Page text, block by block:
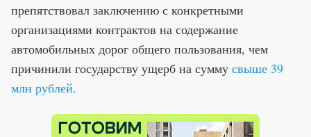
препятствовал заключению с конкретными
организациями контрактов на содержание
автомобильных дорог общего пользования, чем
причинили государству ущерб на сумму свыше 39
млн рублей.